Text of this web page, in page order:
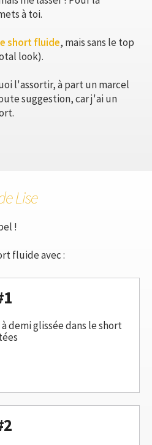
à toi.
short fluide, mais sans le top
look).
l'assortir, à part un marcel
suggestion, car j'ai un
Lise
!
fluide avec :
demi glissée dans le short